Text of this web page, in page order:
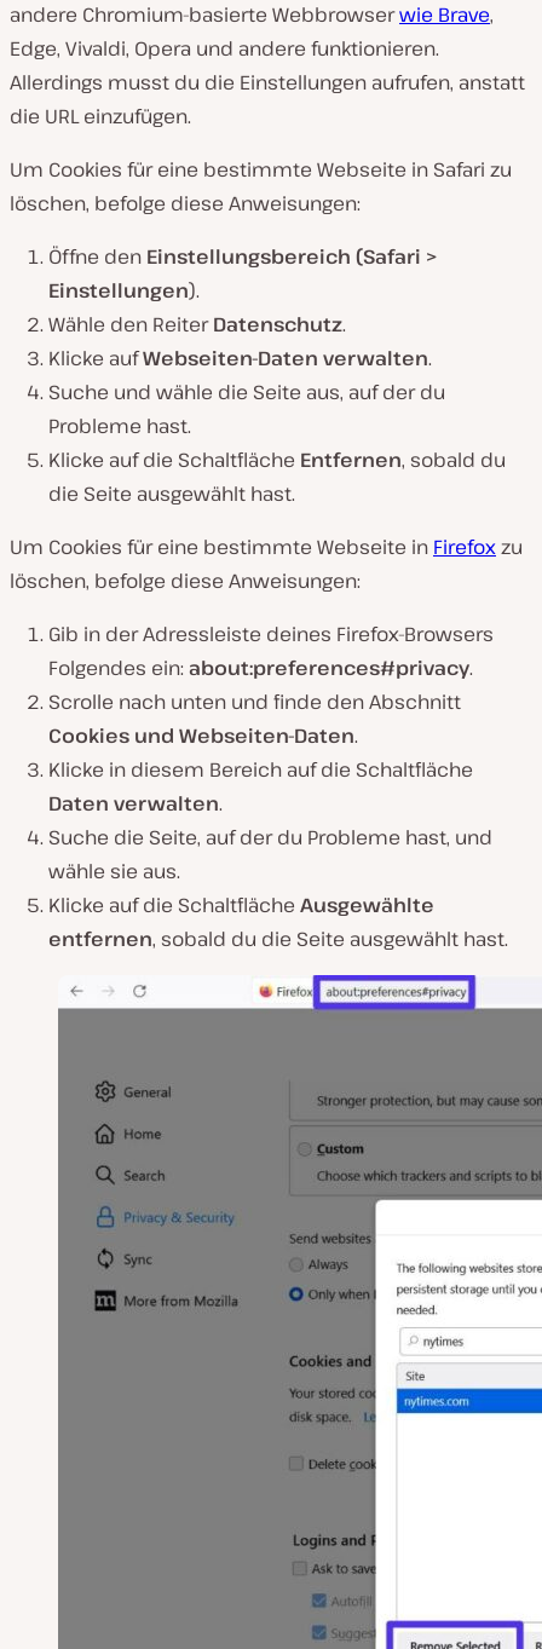
andere Chromium-basierte Webbrowserwie Brave,
Edge, Vivaldi, Opera und andere funktionieren.
Allerdings musst du die Einstellungen aufrufen, anstatt
die URL einzufügen.
Um Cookies für eine bestimmte Webseite in Safari zu
löschen, befolge diese Anweisungen:
Öffne den Einstellungsbereich (Safari >
Einstellungen).
Wähle den ReiterDatenschutz.
Klicke aufWebseiten-Daten verwalten.
Suche und wähle die Seite aus, auf der du
Probleme hast.
Klicke auf die Schaltfläche Entfernen, sobald du
die Seite ausgewählt hast.
Um Cookies für eine bestimmte Webseite in Firefoxzu
löschen, befolge diese Anweisungen:
Gib in der Adressleiste deines Firefox-Browsers
Folgendes ein: about:preferences#privacy.
Scrolle nach unten und finde den Abschnitt
Cookies und Webseiten-Daten.
Klicke in diesem Bereich auf die Schaltfläche
Daten verwalten.
Suche die Seite, auf der du Probleme hast, und
wähle sie aus.
Klicke auf die Schaltfläche Ausgewählte
entfernen, sobald du die Seite ausgewählt hast.